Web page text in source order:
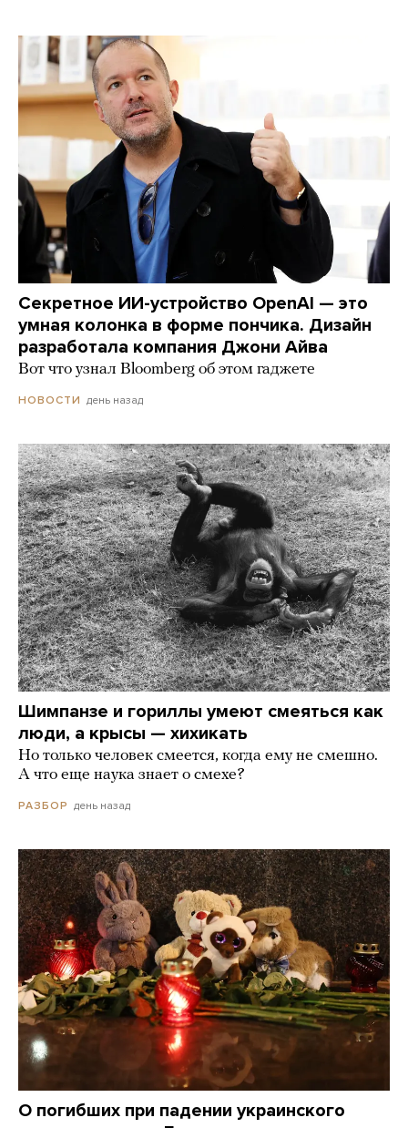
Секретное ИИ-устройство OpenAI — это
умная колонка в форме пончика. Дизайн
разработала компания Джони Айва
Вот что узнал Bloomberg об этом гаджете
НОВОСТИ день назад
Шимпанзе и гориллы умеют смеяться как
люди, а крысы — хихикать
Но только человек смеется, когда ему не смешно.
А что еще наука знает о смехе?
РАЗБОР день назад
О погибших при падении украинского